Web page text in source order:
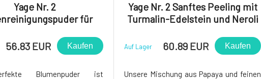
Yage Nr. 2
für
und Rose 50 ml
56.83 EUR Kaufen
Blumenpuder ist
Yage Nr. 2 Sanftes Peeling mit
Turmalin-Edelstein und Neroli
Auf Lager 60.89 EUR Kaufen
Unsere Mischung aus Papaya und feinen